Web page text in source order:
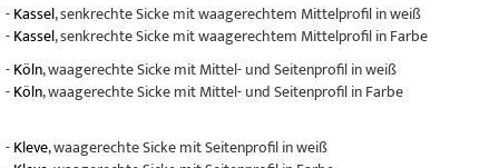
-Kassel, senkrechte Sicke mit waagerechtem Mittelprofil in weiß
-Kassel, senkrechte Sicke mit waagerechtem Mittelprofil in Farbe
-Köln, waagerechte Sicke mit Mittel- und Seitenprofil in weiß
-Köln, waagerechte Sicke mit Mittel- und Seitenprofil in Farbe
-Kleve, waagerechte Sicke mit Seitenprofil in weiß